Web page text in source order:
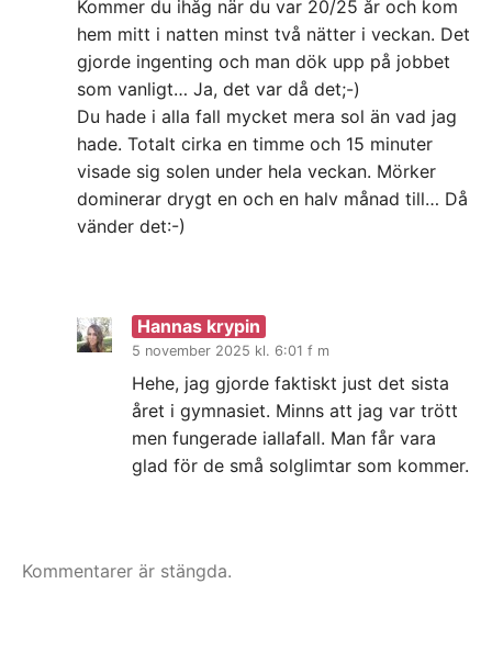
Kommer du ihåg när du var 20/25 år och kom
hem mitt i natten minst två nätter i veckan. Det
gjorde ingenting och man dök upp på jobbet
som vanligt… Ja, det var då det;-)
Du hade i alla fall mycket mera sol än vad jag
hade. Totalt cirka en timme och 15 minuter
visade sig solen under hela veckan. Mörker
dominerar drygt en och en halv månad till… Då
vänder det:-)
Hannas krypin
5 november 2025 kl. 6:01 f m
Hehe, jag gjorde faktiskt just det sista
året i gymnasiet. Minns att jag var trött
men fungerade iallafall. Man får vara
glad för de små solglimtar som kommer.
Kommentarer är stängda.